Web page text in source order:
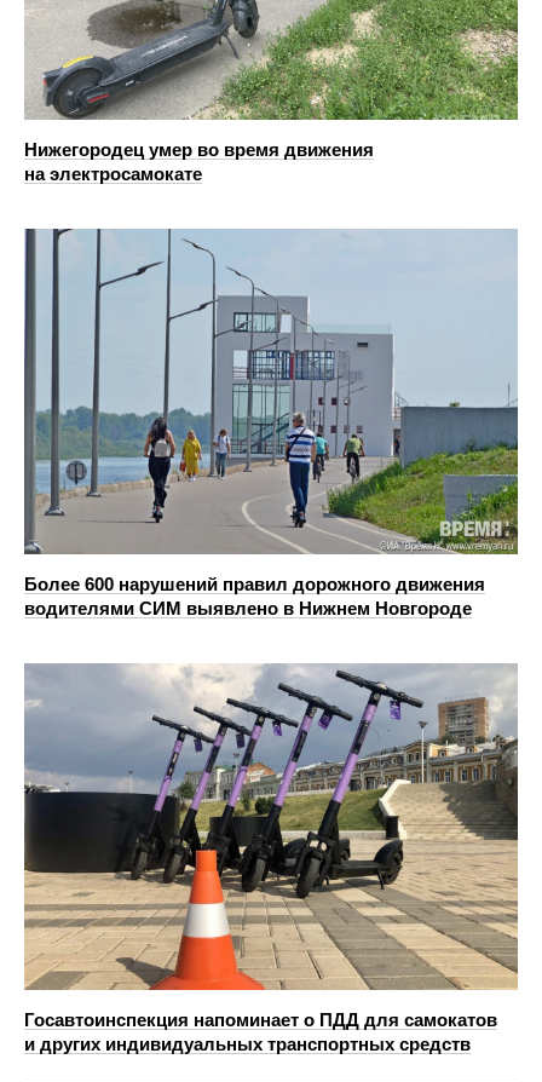
Нижегородец умер во время движения
на электросамокате
Более 600 нарушений правил дорожного движения
водителями СИМ выявлено в Нижнем Новгороде
Госавтоинспекция напоминает о ПДД для самокатов
и других индивидуальных транспортных средств